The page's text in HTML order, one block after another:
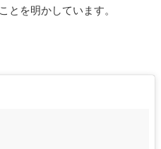
とを明かしています。